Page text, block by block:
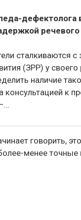
дефектолога
речевого
сталкиваются
(ЗРР) у
наличие
консультацией к
говорить,
менее